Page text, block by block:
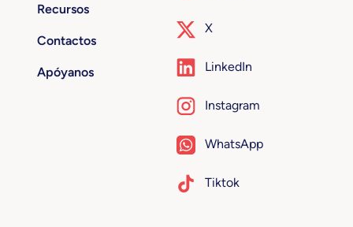
Recursos
Contactos
Apóyanos
X
LinkedIn
Instagram
WhatsApp
Tiktok